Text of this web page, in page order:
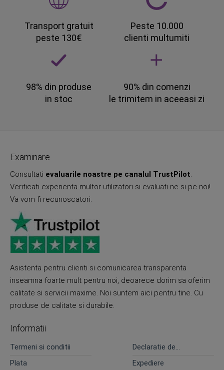
Transport gratuit
peste 130€
Peste 10.000
clienti multumiti
98% din produse
in stoc
90% din comenzi
le trimitem in aceeasi zi
Examinare
Consultati evaluarile noastre pe canalul TrustPilot.
Verificati experienta multor utilizatori si evaluati-ne si pe noi!
Va vom fi recunoscatori.
Asistenta pentru clienti si comunicarea transparenta
inseamna foarte mult pentru noi, deoarece dorim sa oferim
calitate si servicii maxime. Noi suntem aici pentru tine. Cu
produse de calitate si durabile.
Informatii
Termeni si conditii
Declaratie de
Plata
Expediere